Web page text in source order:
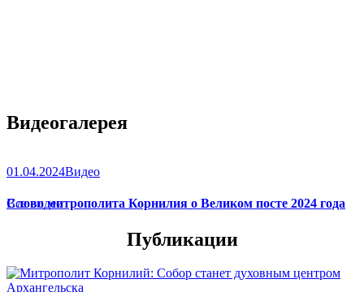
Видеогалерея
01.04.2024Видео
Слово митрополита Корнилия о Великом посте 2024 года
Все видео
Публикации